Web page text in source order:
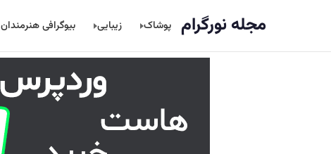
مجله نورگرام پوشاک زیبایی بیوگرافی هنرمندان